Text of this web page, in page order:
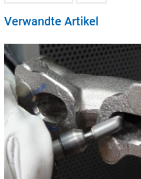
Verwandte Artikel